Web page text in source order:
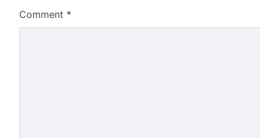
Comment *